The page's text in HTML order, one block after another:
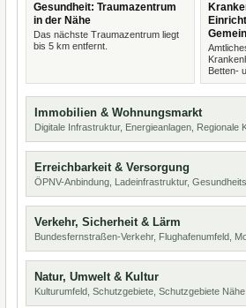
Gesundheit: Traumazentrum
in der Nähe
Das nächste Traumazentrum liegt
bis 5 km entfernt.
Betten-
Immobilien & Wohnungsmarkt
Digitale Infrastruktur, Energieanlagen, Regionale
Erreichbarkeit & Versorgung
ÖPNV-Anbindung, Ladeinfrastruktur,
Verkehr, Sicherheit & Lärm
Bundesfernstraßen-Verkehr, Flughafenumfeld,
Natur, Umwelt & Kultur
Kulturumfeld, Schutzgebiete, Schutzgebiete Nähe